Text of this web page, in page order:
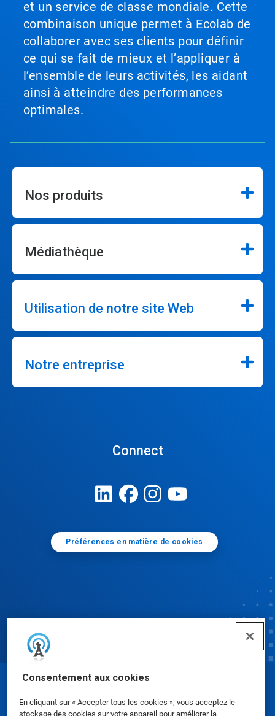
Consentement aux cookies
En cliquant sur « Accepter tous les cookies », vous acceptez le
stockage des cookies sur votre appareil pour améliorer la
et un service de classe mondiale. Cette
combinaison unique permet à Ecolab de
collaborer avec ses clients pour définir
ce qui se fait de mieux et l’appliquer à
l’ensemble de leurs activités, les aidant
ainsi à atteindre des performances
optimales.
Nos produits
Médiathèque
Utilisation de notre site Web
Notre entreprise
Connect
Préférences en matière de cookies